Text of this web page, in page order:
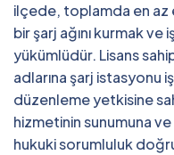
ilçede, toplamda en az
bir şarj ağını kurmak
yükümlüdür. Lisans
adlarına şarj
düzenleme yetkisine
hizmetinin sunumuna
hukuki sorumluluk